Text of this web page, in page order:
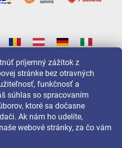
príjemný zážitok z
stránke bez otravných
funkčnosť a
súhlas so spracovaním
ktoré sa dočasne
Ak nám ho udelíte,
webové stránky, za čo vám
na: